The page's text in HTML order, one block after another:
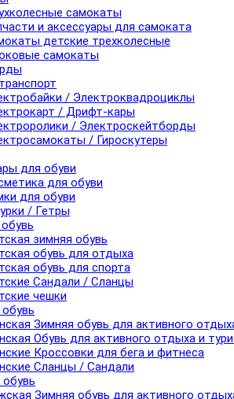
самокаты
и аксессуары для самоката
детские трехколесные
самокаты
/ Электроквадроциклы
/ Дрифт-кары
/ Электроскейтборды
/ Гироскутеры
для обуви
для обуви
для обуви
/ Гетры
зимняя обувь
обувь для отдыха
обувь для спорта
Сандали / Сланцы
чешки
Зимняя обувь для активного
Обувь для активного отдыха и
Кроссовки для бега и фитнеса
Сланцы / Сандали
Зимняя обувь для активного